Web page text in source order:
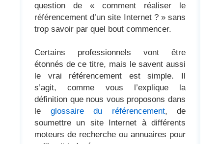
question de « comment réaliser le
référencement d’un site Internet ? » sans
trop savoir par quel bout commencer.
Certains professionnels vont être
étonnés de ce titre, mais le savent aussi
le vrai référencement est simple. Il
s’agit, comme vous l’explique la
définition que nous vous proposons dans
le glossaire du référencement, de
soumettre un site Internet à différents
moteurs de recherche ou annuaires pour